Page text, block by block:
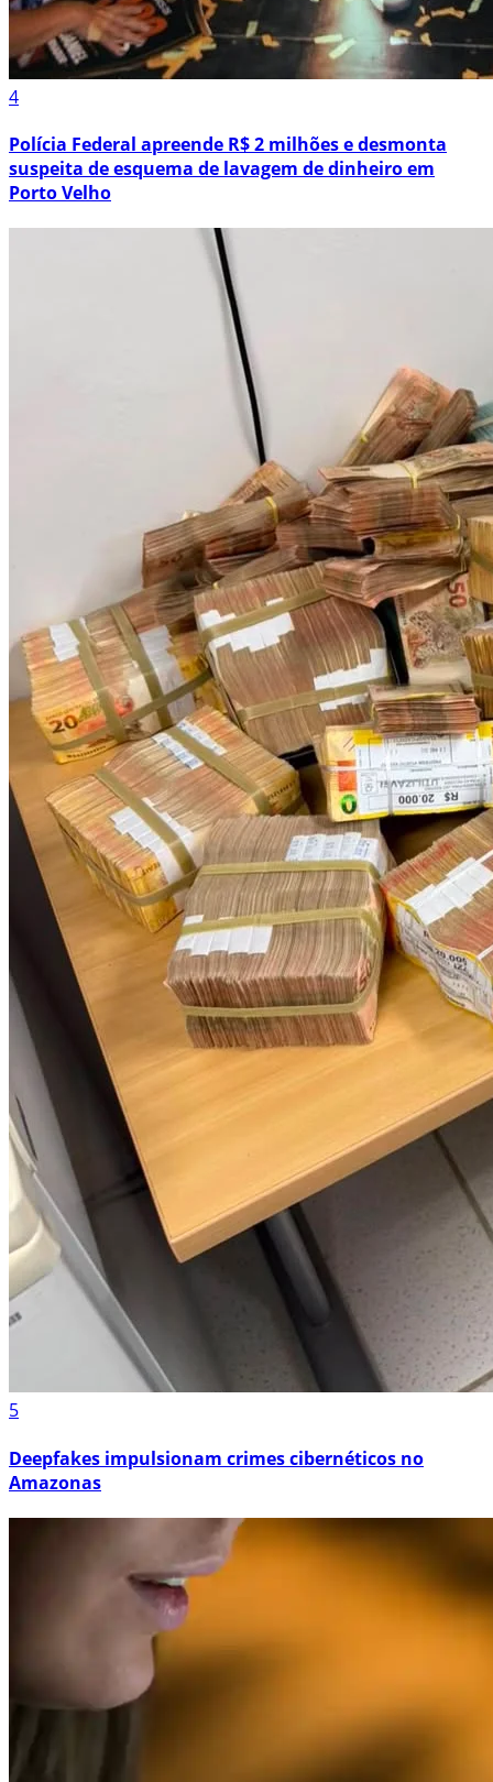
4
Polícia Federal apreende R$ 2 milhões e desmonta
suspeita de esquema de lavagem de dinheiro em
Porto Velho
5
Deepfakes impulsionam crimes cibernéticos no
Amazonas